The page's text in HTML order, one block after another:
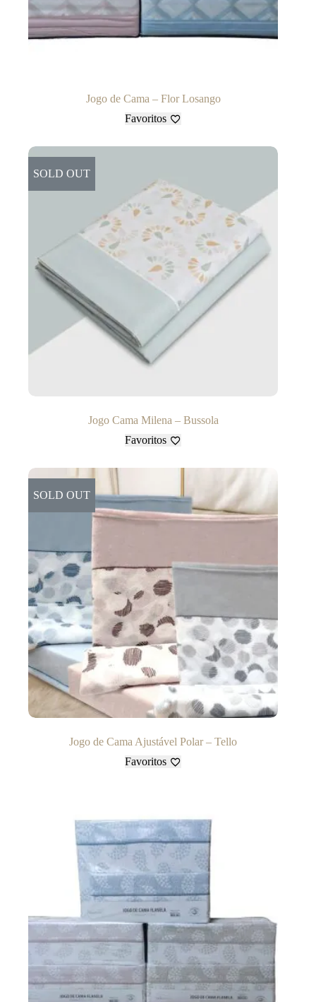
Jogo de Cama – Flor Losango
Favoritos
SOLD OUT
Jogo Cama Milena – Bussola
Favoritos
SOLD OUT
Jogo de Cama Ajustável Polar – Tello
Favoritos